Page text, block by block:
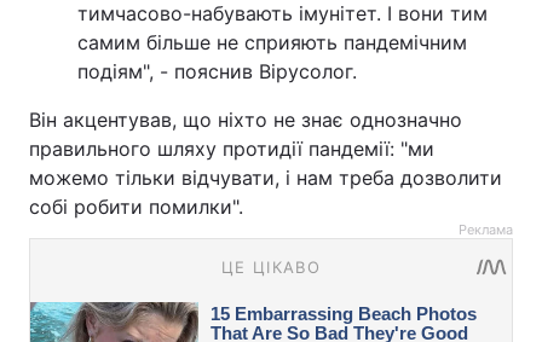
тимчасово-набувають імунітет. І вони тим
самим більше не сприяють пандемічним
подіям", - пояснив Вірусолог.
Він акцентував, що ніхто не знає однозначно
правильного шляху протидії пандемії: "ми
можемо тільки відчувати, і нам треба дозволити
собі робити помилки".
Реклама